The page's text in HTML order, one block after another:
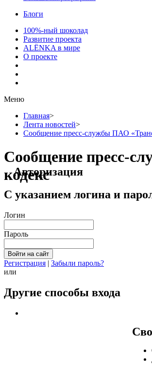
Блоги
100%-ный шоколад
Развитие проекта
ALЁNKA в мире
О проекте
Меню
Главная>
Лента новостей>
Сообщение пресс-службы ПАО
Сообщение пресс-
кодекс
Авторизация
С указанием логина и
Логин
Пароль
Регистрация | Забыли пароль?
или
Другие способы входа